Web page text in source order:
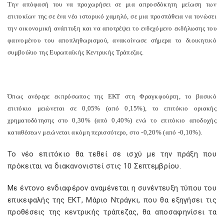
Την απόφασή του να προχωρήσει σε μια απροσδόκητη μείωση των
επιτοκίων της σε ένα νέο ιστορικό χαμηλό, σε μια προσπάθεια να τονώσει
την οικονομική ανάπτυξη και να αποτρέψει το ενδεχόμενο εκδήλωσης του
φαινομένου του αποπληθωρισμού, ανακοίνωσε σήμερα το διοικητικό
συμβούλιο της Ευρωπαϊκής Κεντρικής Τράπεζας.
Όπως ανέφερε εκπρόσωπος της ΕΚΤ στη Φραγκφούρτη, το βασικό
επιτόκιο μειώνεται σε 0,05% (από 0,15%), το επιτόκιο οριακής
χρηματοδότησης στο 0,30% (από 0,40%) ενώ το επιτόκιο αποδοχής
καταθέσεων μειώνεται ακόμη περισσότερο, στο -0,20% (από -0,10%).
Το νέο επιτόκιο θα τεθεί σε ισχύ με την πράξη που
πρόκειται να διακανονιστεί στις 10 Σεπτεμβρίου.
Με έντονο ενδιαφέρον αναμένεται η συνέντευξη τύπου του
επικεφαλής της ΕΚΤ, Μάριο Ντράγκι, που θα εξηγήσει τις
προθέσεις της κεντρικής τράπεζας, θα αποσαφηνίσει τα